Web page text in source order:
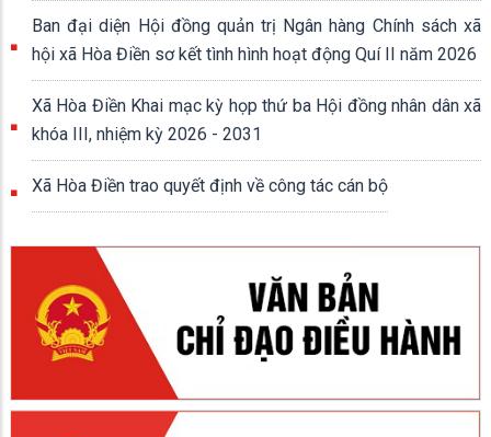
Ban đại diện Hội đồng quản trị Ngân hàng Chính sách xã
hội xã Hòa Điền sơ kết tình hình hoạt động Quí II năm 2026
Xã Hòa Điền Khai mạc kỳ họp thứ ba Hội đồng nhân dân xã
khóa III, nhiệm kỳ 2026 - 2031
Xã Hòa Điền trao quyết định về công tác cán bộ